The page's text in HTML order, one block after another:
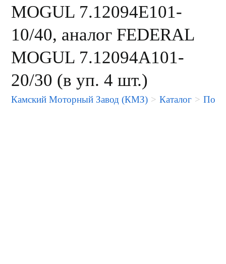
MOGUL 7.12094E101-
10/40, аналог FEDERAL
MOGUL 7.12094А101-
20/30 (в уп. 4 шт.)
Камский Моторный Завод (КМЗ) > Каталог >